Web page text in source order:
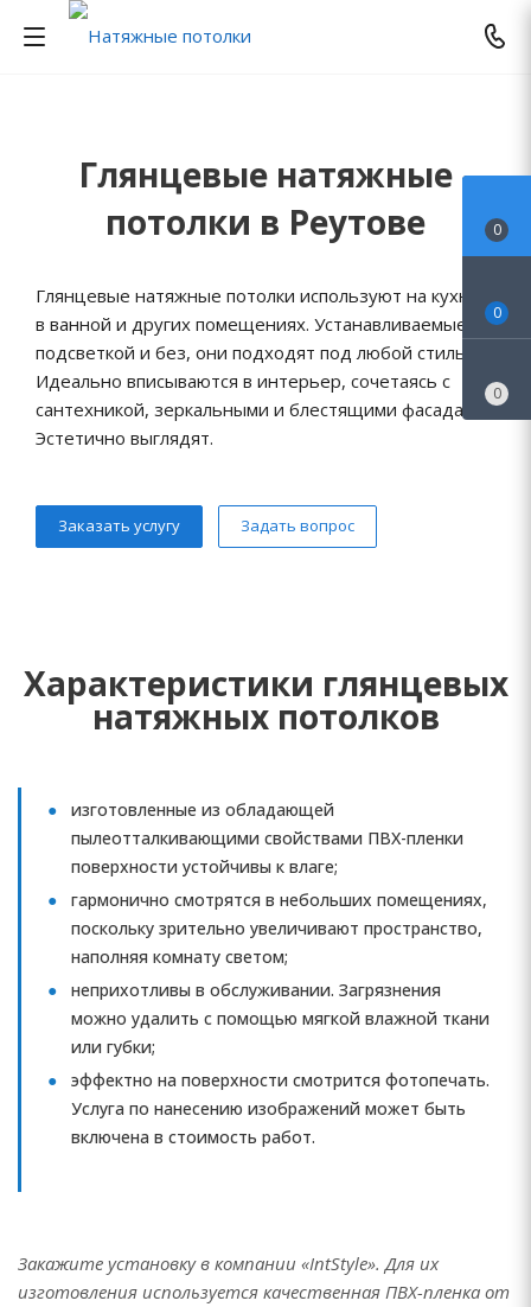
Глянцевые натяжные
потолки в Реутове
Глянцевые натяжные потолки используют на кухне,
в ванной и других помещениях. Устанавливаемые с
подсветкой и без, они подходят под любой стиль.
Идеально вписываются в интерьер, сочетаясь с
сантехникой, зеркальными и блестящими фасадами.
Эстетично выглядят.
Заказать услугу Задать вопрос
Характеристики глянцевых
натяжных потолков
изготовленные из обладающей
пылеотталкивающими свойствами ПВХ-пленки
поверхности устойчивы к влаге;
гармонично смотрятся в небольших помещениях,
поскольку зрительно увеличивают пространство,
наполняя комнату светом;
неприхотливы в обслуживании. Загрязнения
можно удалить с помощью мягкой влажной ткани
или губки;
эффектно на поверхности смотрится фотопечать.
Услуга по нанесению изображений может быть
включена в стоимость работ.
Закажите установку в компании «IntStyle». Для их
изготовления используется качественная ПВХ-пленка от
0
0
0